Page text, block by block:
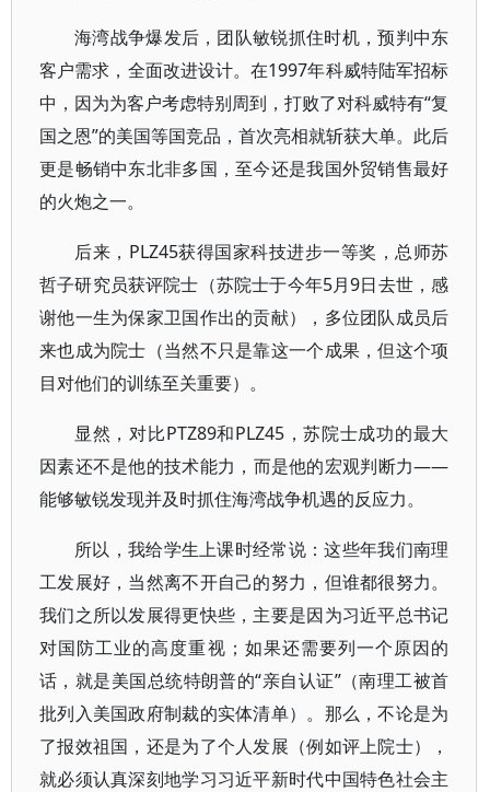
海湾战争爆发后，团队敏锐抓住时机，预判中东
客户需求，全面改进设计。在1997年科威特陆军招标
中，因为为客户考虑特别周到，打败了对科威特有“复
国之恩”的美国等国竞品，首次亮相就斩获大单。此后
更是畅销中东北非多国，至今还是我国外贸销售最好
的火炮之一。
后来，PLZ45获得国家科技进步一等奖，总师苏
哲子研究员获评院士（苏院士于今年5月9日去世，感
谢他一生为保家卫国作出的贡献），多位团队成员后
来也成为院士（当然不只是靠这一个成果，但这个项
目对他们的训练至关重要）。
显然，对比PTZ89和PLZ45，苏院士成功的最大
因素还不是他的技术能力，而是他的宏观判断力——
能够敏锐发现并及时抓住海湾战争机遇的反应力。
所以，我给学生上课时经常说：这些年我们南理
工发展好，当然离不开自己的努力，但谁都很努力。
我们之所以发展得更快些，主要是因为习近平总书记
对国防工业的高度重视；如果还需要列一个原因的
话，就是美国总统特朗普的“亲自认证”（南理工被首
批列入美国政府制裁的实体清单）。那么，不论是为
了报效祖国，还是为了个人发展（例如评上院士），
就必须认真深刻地学习习近平新时代中国特色社会主